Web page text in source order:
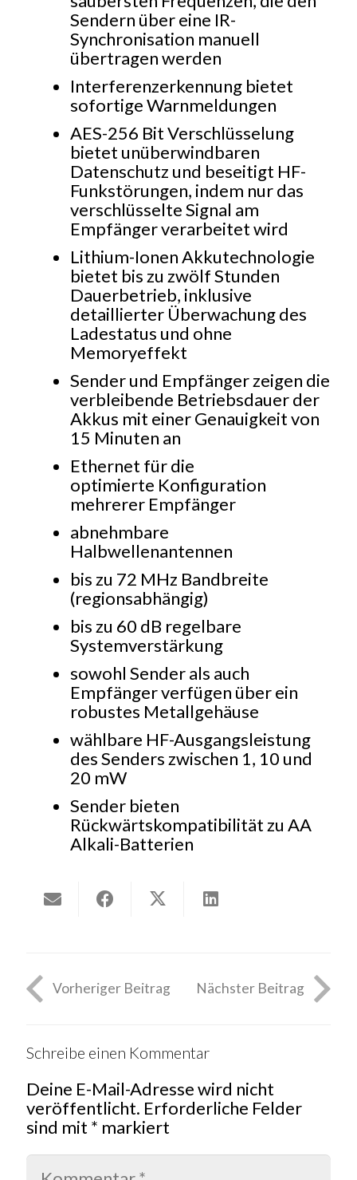
Sendern über eine IR-
Synchronisation manuell
übertragen werden
Interferenzerkennung bietet
sofortige Warnmeldungen
AES-256 Bit Verschlüsselung
bietet unüberwindbaren
Datenschutz und beseitigt HF-
Funkstörungen, indem nur das
verschlüsselte Signal am
Empfänger verarbeitet wird
Lithium-Ionen Akkutechnologie
bietet bis zu zwölf Stunden
Dauerbetrieb, inklusive
detaillierter Überwachung des
Ladestatus und ohne
Memoryeffekt
Sender und Empfänger zeigen die
verbleibende Betriebsdauer der
Akkus mit einer Genauigkeit von
15 Minuten an
Ethernet für die
optimierte Konfiguration
mehrerer Empfänger
abnehmbare
Halbwellenantennen
bis zu 72 MHz Bandbreite
(regionsabhängig)
bis zu 60 dB regelbare
Systemverstärkung
sowohl Sender als auch
Empfänger verfügen über ein
robustes Metallgehäuse
wählbare HF-Ausgangsleistung
des Senders zwischen 1, 10 und
20 mW
Sender bieten
Rückwärtskompatibilität zu AA
Alkali-Batterien
Vorheriger Beitrag Nächster Beitrag
Schreibe einen Kommentar
Deine E-Mail-Adresse wird nicht
veröffentlicht. Erforderliche Felder
sind mit * markiert